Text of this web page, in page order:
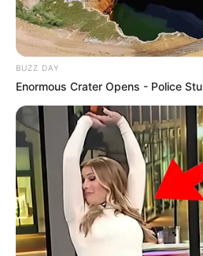
BUZZ DAY
Enormous Crater Opens - Police